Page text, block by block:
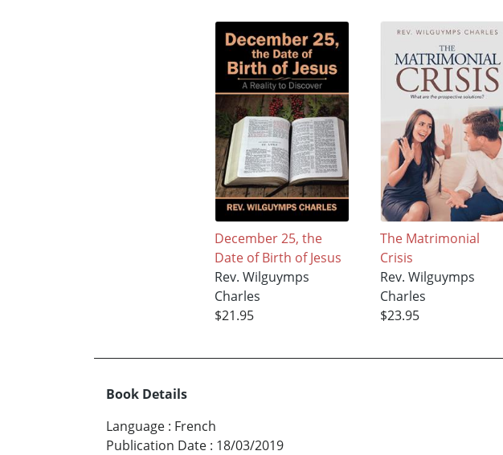
December 25, the
Date of Birth of Jesus
Rev. Wilguymps
Charles
$21.95
The Matrimonial
Crisis
Rev. Wilguymps
Charles
$23.95
Book Details
Language : French
Publication Date : 18/03/2019